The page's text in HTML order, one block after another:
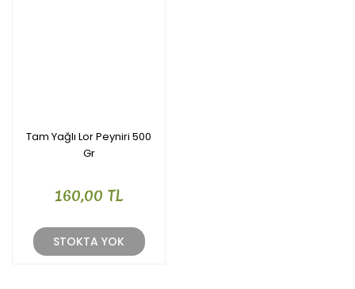
Tam Yağlı Lor Peyniri 500
Gr
160,00 TL
STOKTA YOK